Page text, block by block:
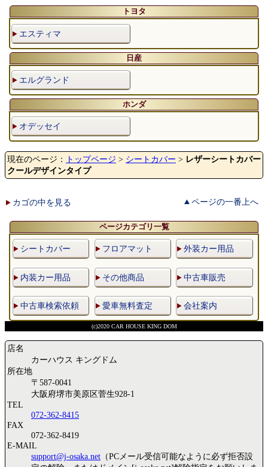
トヨタ
エスティマ
日産
エルグランド
ホンダ
オデッセイ
現在のページ： トップページ > シートカバー > レザーシートカバー
クールデザインタイプ
カゴの中を見る ページの一番上へ
ページカテゴリ一覧
シートカバー フロアマット 外装カー用品
内装カー用品 その他商品 中古車販売
中古車検索依頼 愛車無料査定 会社案内
(c)2020 CAR HOUSE KING DOM
店名
カーハウス キングドム
所在地
〒587-0041
大阪府堺市美原区菅生928-1
TEL
072-362-8415
FAX
072-362-8419
E-MAIL
support@j-osaka.net （PCメール受信可能なように必ず拒否設